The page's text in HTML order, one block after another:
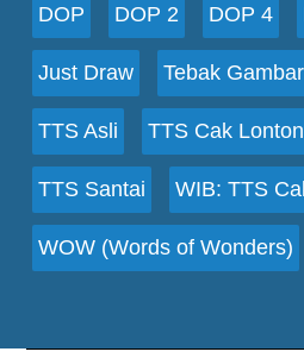
DOP DOP 2 DOP 4
Just Draw Tebak Gambar
TTS Asli TTS Cak
TTS Santai WIB: TTS
WOW (Words of Wonders)